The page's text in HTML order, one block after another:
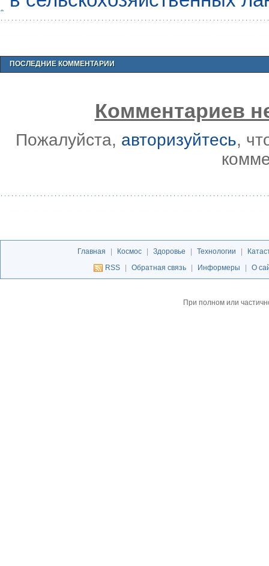
ПОСЛЕДНИЕ КОММЕНТАРИИ
Комментариев
Пожалуйста, авторизуйтесь,
Главная | Космос | Здоровье | Технологии |
RSS
| Обратная связь | Информеры | О
При полном или